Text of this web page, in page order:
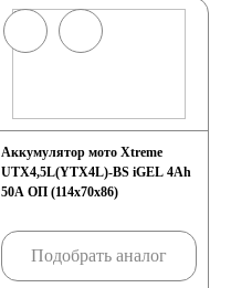
Аккумулятор мото Xtreme
UTX4,5L(YTX4L)-BS iGEL 4Ah
50A ОП (114x70x86)
Подобрать аналог